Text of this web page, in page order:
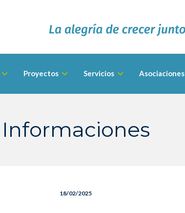
Proyectos Servicios Asociaciones
Informaciones
18/02/2025